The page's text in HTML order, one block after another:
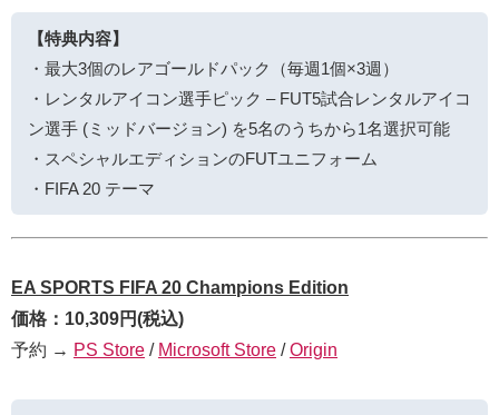
【特典内容】
・最大3個のレアゴールドパック（毎週1個×3週）
・レンタルアイコン選手ピック – FUT5試合レンタルアイコ
ン選手 (ミッドバージョン) を5名のうちから1名選択可能
・スペシャルエディションのFUTユニフォーム
・FIFA 20 テーマ
EA SPORTS FIFA 20 Champions Edition
価格：10,309円(税込)
予約 → PS Store / Microsoft Store /Origin